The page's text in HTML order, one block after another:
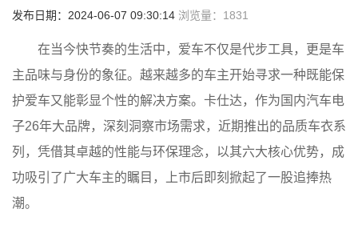
发布日期：2024-06-07 09:30:14 浏览量： 1831
在当今快节奏的生活中，爱车不仅是代步工具，更是车
主品味与身份的象征。越来越多的车主开始寻求一种既能保
护爱车又能彰显个性的解决方案。卡仕达，作为国内汽车电
子26年大品牌，深刻洞察市场需求，近期推出的品质车衣系
列，凭借其卓越的性能与环保理念，以其六大核心优势，成
功吸引了广大车主的瞩目，上市后即刻掀起了一股追捧热
潮。